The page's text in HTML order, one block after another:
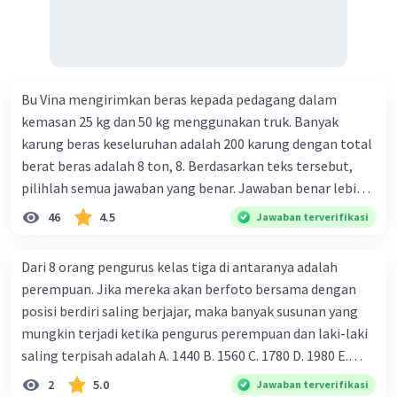
yang dilakukan dengan operasi simpan pinjam 23.
Lembaga keuangan non bank yang memiliki fungsi
sebagai penggerak investasi dengan memperhatikan dan
memasukan surat berharga 24. Nama lembaga keuangan
non bank yang bertugas mengatasi para rensumen 25.
Ciri" dari masyarakat ekonomi abad ke 21
Bu Vina mengirimkan beras kepada pedagang dalam
kemasan 25 kg dan 50 kg menggunakan truk. Banyak
karung beras keseluruhan adalah 200 karung dengan total
berat beras adalah 8 ton, 8. Berdasarkan teks tersebut,
pilihlah semua jawaban yang benar. Jawaban benar lebih
dari satu. Banyak karung beras kemasan 25 kg adalah 50
buah. Banyak karung beras kemasan 50 kg adalah 150
ton. Perbandingan berat beras kemasan 25 kg dan 50 kg
dalam truk adalah 1: 3. 9. Berdasarkan teks tersebut, jika
biaya setiap beras karung kecil adalah Rp7.500 dan karung
besar Rp14.000, berapakah biaya angkut semua beras yang
harus dibayar oleh Bu Vina? A. Rp2.540.000 C. Rp2.312.000 B.
Rp2.475.000 D. Rp2.280.000
46 4.5 Jawaban terverifikasi
Dari 8 orang pengurus kelas tiga di antaranya adalah
perempuan. Jika mereka akan berfoto bersama dengan
posisi berdiri saling berjajar, maka banyak susunan yang
mungkin terjadi ketika pengurus perempuan dan laki-laki
saling terpisah adalah A. 1440 B. 1560 C. 1780 D. 1980 Ε.
25602 5.0 Jawaban terverifikasi